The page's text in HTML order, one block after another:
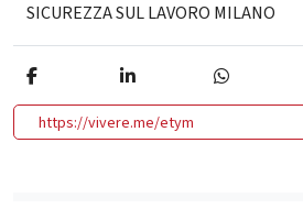
SICUREZZA SUL LAVORO MILANO
https://vivere.me/etym